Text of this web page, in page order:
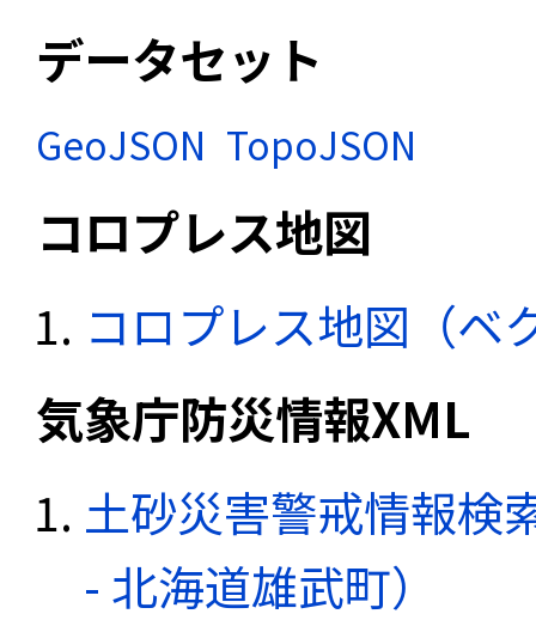
データセット
GeoJSON TopoJSON
コロプレス地図
コロプレス地図（ベ
気象庁防災情報XML
土砂災害警戒情報検
- 北海道雄武町）